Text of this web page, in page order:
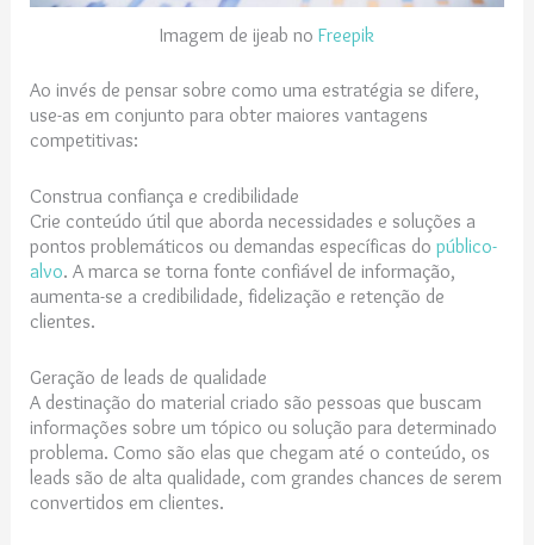
Imagem de ijeab no Freepik
Ao invés de pensar sobre como uma estratégia se difere,
use-as em conjunto para obter maiores vantagens
competitivas:
Construa confiança e credibilidade
Crie conteúdo útil que aborda necessidades e soluções a
pontos problemáticos ou demandas específicas dopúblico-
alvo. A marca se torna fonte confiável de informação,
aumenta-se a credibilidade, fidelização e retenção de
clientes.
Geração de leads de qualidade
A destinação do material criado são pessoas que buscam
informações sobre um tópico ou solução para determinado
problema. Como são elas que chegam até o conteúdo, os
leads são de alta qualidade, com grandes chances de serem
convertidos em clientes.